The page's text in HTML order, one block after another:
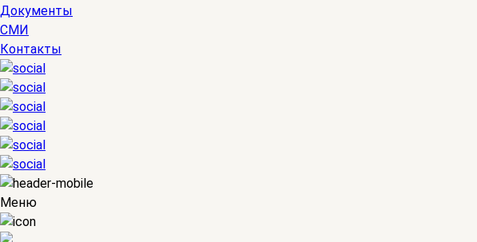
Документы
СМИ
Контакты
Меню